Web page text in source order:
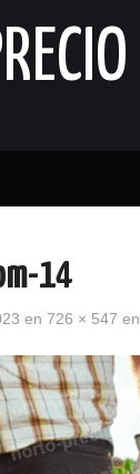
14
en 726 × 547 en